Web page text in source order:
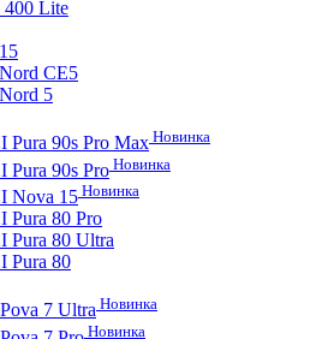
Lite
CE5
5
Pura 90s Pro Max Новинка
Pura 90s Pro Новинка
Nova 15 Новинка
Pura 80 Pro
Pura 80 Ultra
Pura 80
7 Ultra Новинка
Новинка